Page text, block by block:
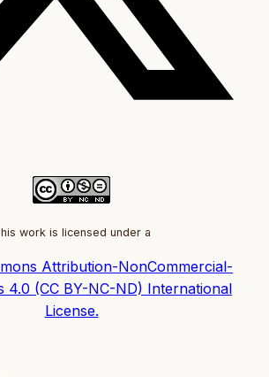
work is licensed under a
Attribution-NonCommercial-
4.0 (CC BY-NC-ND) International
License.